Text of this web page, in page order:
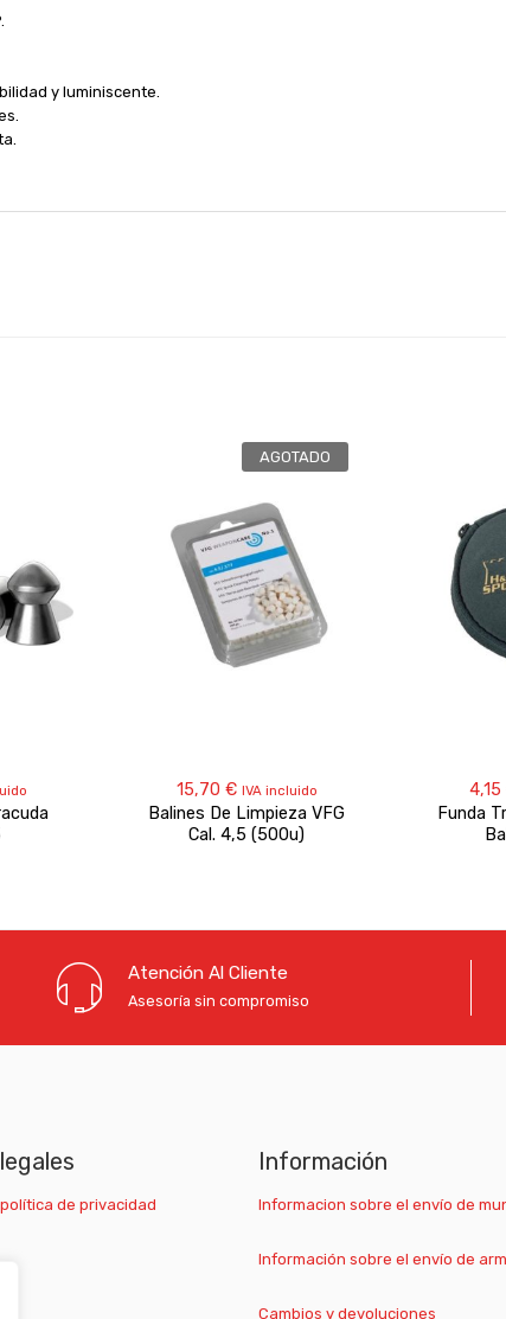
y luminiscente.
AGOTADO
15,70 € IVA incluido
Balines De Limpieza VFG
Cal. 4,5 (500u)
4,15
Funda
Atención Al Cliente
Asesoría sin compromiso
de privacidad
Información
Informacion sobre el envío de
Información sobre el envío de
Cambios y devoluciones